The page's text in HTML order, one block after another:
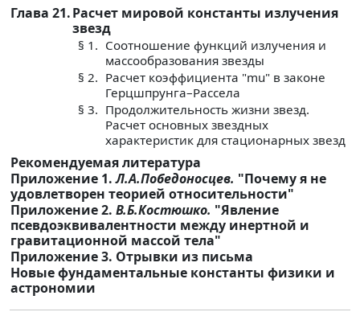
Глава 21.Расчет мировой константы излучения
звезд
§ 1. Соотношение функций излучения и
массообразования звезды
§ 2. Расчет коэффициента "mu" в законе
Герцшпрунга–Рассела
§ 3. Продолжительность жизни звезд.
Расчет основных звездных
характеристик для стационарных звезд
Рекомендуемая литература
Приложение 1.Л.А.Победоносцев. "Почему я не
удовлетворен теорией относительности"
Приложение 2. В.Б.Костюшко. "Явление
псевдоэквивалентности между инертной и
гравитационной массой тела"
Приложение 3. Отрывки из письма
Новые фундаментальные константы физики и
астрономии